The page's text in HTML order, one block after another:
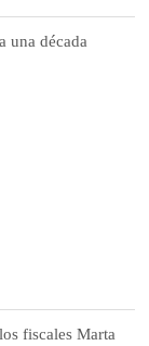
una década
fiscales Marta